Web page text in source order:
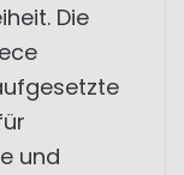
Die
und